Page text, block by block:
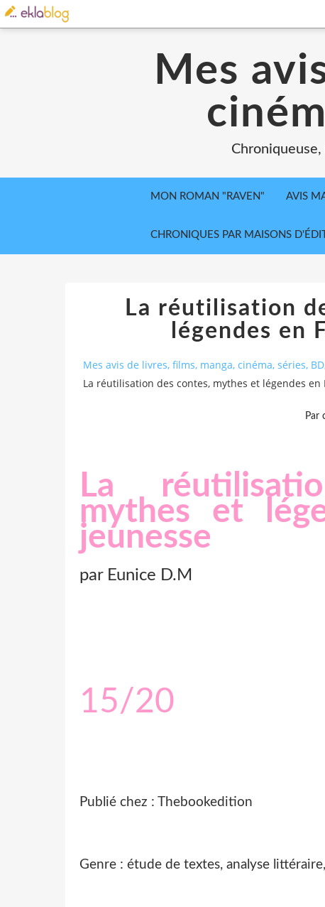
Mes
MON ROMAN "RAVEN" AVIS
CHRONIQUES PAR MAISONS
La réutilisation
légendes en
Mes avis de livres, films, manga, cinéma, séries,
La réutilisation des contes, mythes et légendes en
Par
La
mythes et
jeunesse
par Eunice D.M
15/20
Publié chez : Thebookedition
Genre : étude de textes, analyse